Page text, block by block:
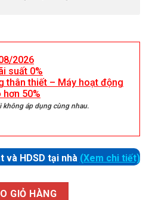
2026
suất 0%
thân thiết – Máy hoạt động
50%
không áp dụng cùng nhau.
và HDSD tại nhà (Xem chi tiết)
GIỎ HÀNG